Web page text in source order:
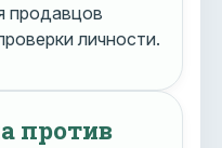
продавцов
личности.
против